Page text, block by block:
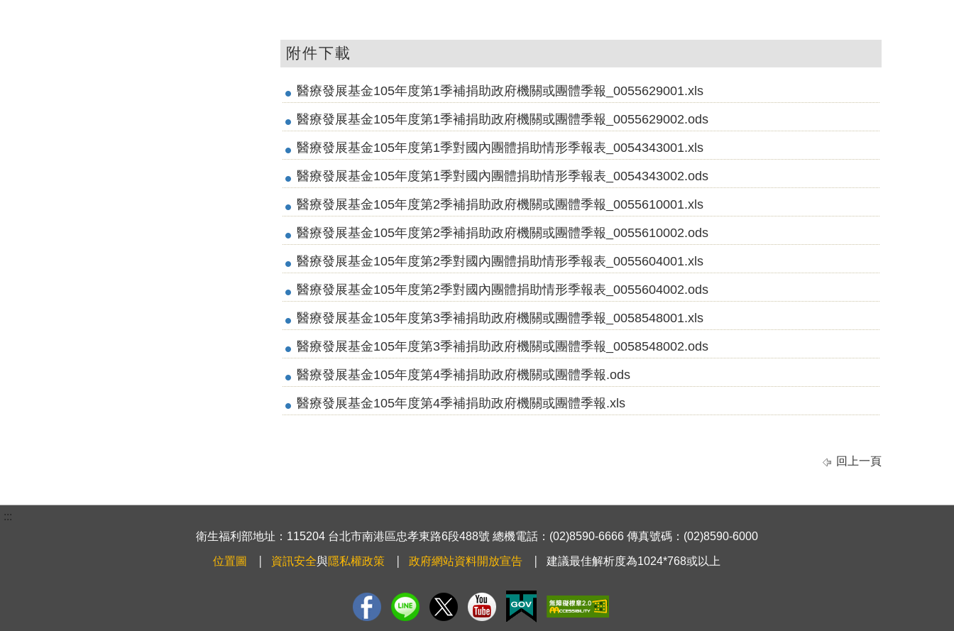
附件下載
醫療發展基金105年度第1季補捐助政府機關或團體季報_0055629001.xls
醫療發展基金105年度第1季補捐助政府機關或團體季報_0055629002.ods
醫療發展基金105年度第1季對國內團體捐助情形季報表_0054343001.xls
醫療發展基金105年度第1季對國內團體捐助情形季報表_0054343002.ods
醫療發展基金105年度第2季補捐助政府機關或團體季報_0055610001.xls
醫療發展基金105年度第2季補捐助政府機關或團體季報_0055610002.ods
醫療發展基金105年度第2季對國內團體捐助情形季報表_0055604001.xls
醫療發展基金105年度第2季對國內團體捐助情形季報表_0055604002.ods
醫療發展基金105年度第3季補捐助政府機關或團體季報_0058548001.xls
醫療發展基金105年度第3季補捐助政府機關或團體季報_0058548002.ods
醫療發展基金105年度第4季補捐助政府機關或團體季報.ods
醫療發展基金105年度第4季補捐助政府機關或團體季報.xls
回上一頁
:::
衛生福利部地址：115204 台北市南港區忠孝東路6段488號 總機電話：(02)8590-6666 傳真號碼：(02)8590-6000
位置圖 資訊安全與隱私權政策 政府網站資料開放宣告 建議最佳解析度為1024*768或以上